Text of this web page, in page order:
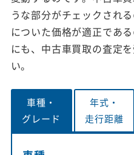
うな部分がチェックされ
についた価格が適正であ
にも、中古車買取の査定
い。
車種・
グレード
年式・
走行距離